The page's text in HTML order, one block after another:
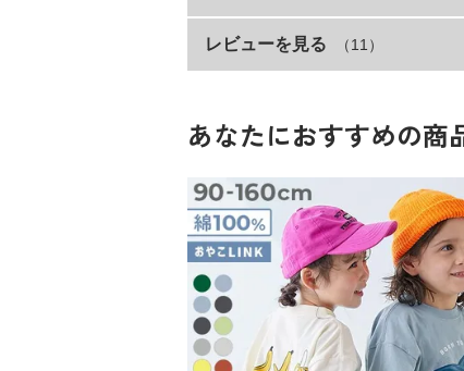
着こなしやすく、動きやすくなるよう
裾に向けて細くなるバルーンシルエッ
■素材
吸汗性が良く、柔らかな肌ざわりの綿
裏がパイル状になっているので、吸汗
程よい厚みがあり、長いシーズン着ま
伸縮性：あり
■スタイリング
サイズ
100cm
110cm
120cm
130cm
140cm
150cm
160cm
レビューを見る （11）
あなたにおすすめの商